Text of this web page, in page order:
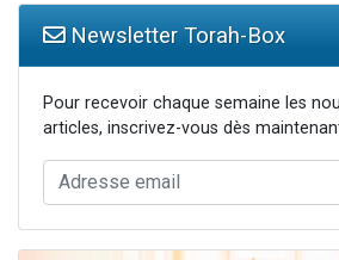
Newsletter Torah-Box
Pour recevoir chaque semaine les
articles, inscrivez-vous dès